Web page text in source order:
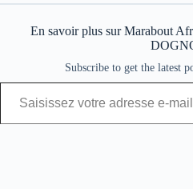
En savoir plus sur Marabout
Subscribe to get the latest